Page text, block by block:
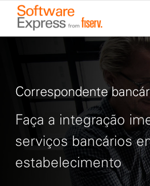
Correspondente
Faça a integração
serviços bancários
estabelecimento